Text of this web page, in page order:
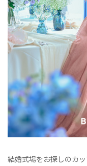
結婚式場をお探しのカ